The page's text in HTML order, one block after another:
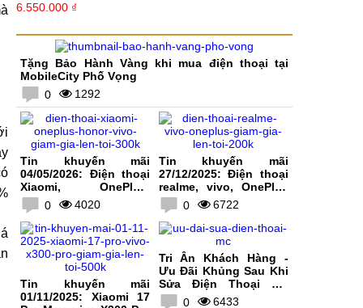
6.550.000 ₫
Tặng Bảo Hành Vàng khi mua điện thoại tại
MobileCity Phố Vọng
0
1292
Tin khuyến mãi
04/05/2026: Điện thoại
Xiaomi, OnePlus,
HONOR, vivo giảm giá
lên tới 300K
0 4020
Tin khuyến mãi
27/12/2025: Điện thoại
realme, vivo, OnePlus
giảm giá lên tới 200K
0 6722
Tin khuyến mãi
01/11/2025: Xiaomi 17
Tri Ân Khách Hàng -
Ưu Đãi Khủng Sau Khi
Sửa Điện Thoại Tại
MobileCity
0 6433